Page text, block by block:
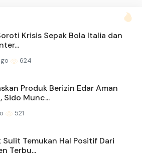
Krisis Sepak Bola Italia dan
624
Produk Berizin Edar Aman
Sido Munc...
521
Sulit Temukan Hal Positif Dari
Terbu...